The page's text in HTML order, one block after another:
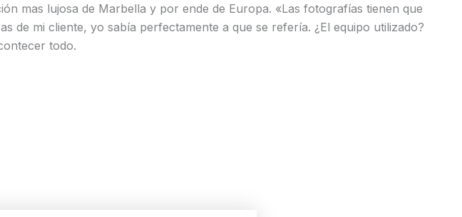
mas lujosa de Marbella y por ende de Europa. «Las fotografías tienen que
mi cliente, yo sabía perfectamente a que se refería. ¿El equipo utilizado?
todo.